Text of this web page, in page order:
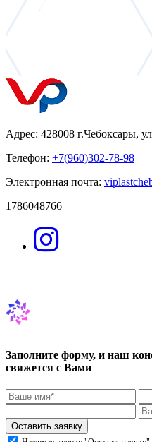
Адрес: 428008 г.Чебоксары,
Телефон: +7(960)302-78-98
Электронная почта:
1786048766
Заполните форму, и наш
свяжется с Вами